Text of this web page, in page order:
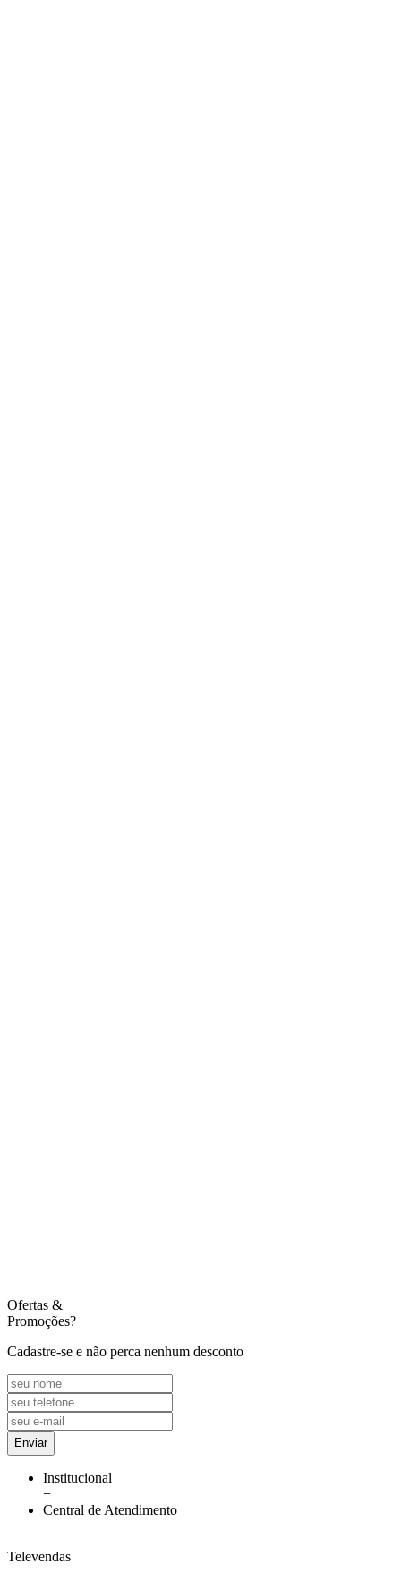
Ofertas &
Promoções?
Cadastre-se e não perca nenhum desconto
Enviar
Institucional
+
Central de Atendimento
+
Televendas